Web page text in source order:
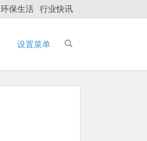
环保生活 行业快讯
设置菜单